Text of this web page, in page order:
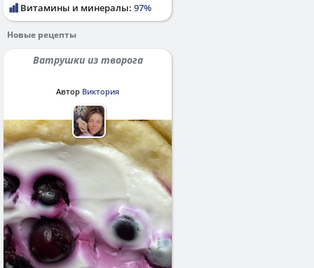
Витамины и минералы: 97%
Новые рецепты
Ватрушки из творога
Автор Виктория